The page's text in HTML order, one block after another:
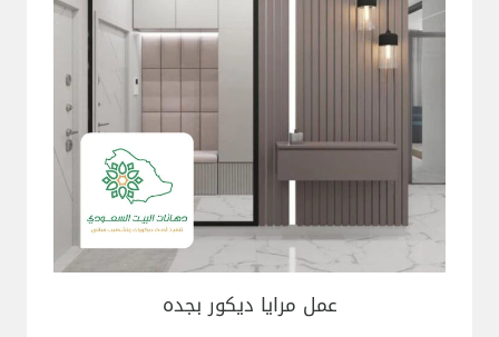
عمل مرايا ديكور بجده